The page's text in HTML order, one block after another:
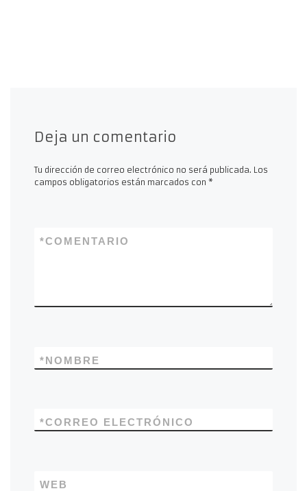
Deja un comentario
Tu dirección de correo electrónico no será publicada. Los
campos obligatorios están marcados con *
COMENTARIO
*
NOMBRE
*
CORREO ELECTRÓNICO
*
WEB